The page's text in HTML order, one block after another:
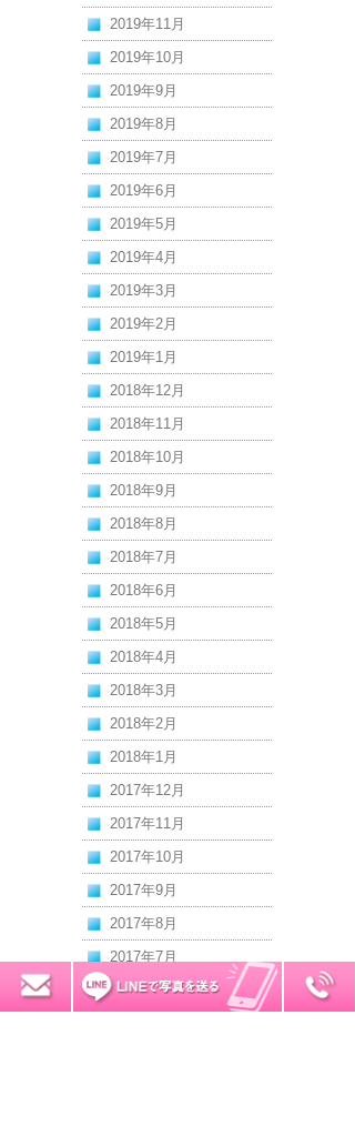
2019年11月
2019年10月
2019年9月
2019年8月
2019年7月
2019年6月
2019年5月
2019年4月
2019年3月
2019年2月
2019年1月
2018年12月
2018年11月
2018年10月
2018年9月
2018年8月
2018年7月
2018年6月
2018年5月
2018年4月
2018年3月
2018年2月
2018年1月
2017年12月
2017年11月
2017年10月
2017年9月
2017年8月
2017年7月
2017年6月
無料お見積り 0120-7034-32